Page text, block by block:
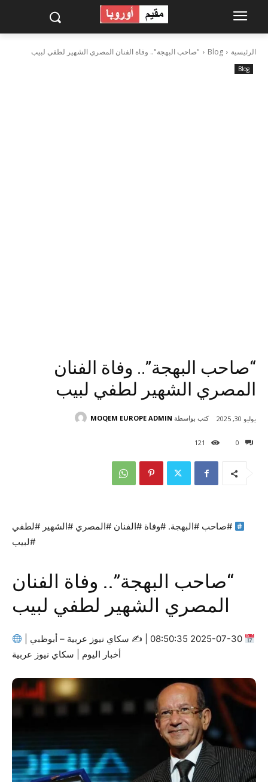
الرئيسية Blog "صاحب البهجة".. وفاة الفنان المصري الشهير لطفي لبيب
Blog
“صاحب البهجة”.. وفاة الفنان
المصري الشهير لطفي لبيب
0
121
يوليو 30, 2025 كتب بواسطة MOQEM EUROPE ADMIN
#صاحب #البهجة. #وفاة #الفنان #المصري #الشهير #لطفي
#لبيب
“صاحب البهجة”.. وفاة الفنان
المصري الشهير لطفي لبيب
سكاي نيوز عربية – أبوظبي |
أخبار اليوم | سكاي نيوز عربية